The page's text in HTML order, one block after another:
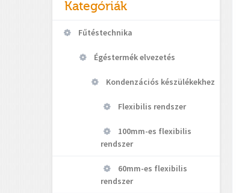
Kategóriák
Fűtéstechnika
Égéstermék elvezetés
Kondenzációs készülékekhez
Flexibilis rendszer
100mm-es flexibilis
rendszer
60mm-es flexibilis
rendszer